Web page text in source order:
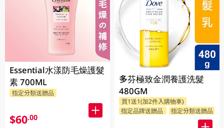
Essential水漾防毛燥護髮
素 700ML
指定分類送贈品
$60.00
多芬極致金潤養護洗髮
480GM
買1送1(加2件入購物車)
指定品牌送贈品
指定分類送贈品